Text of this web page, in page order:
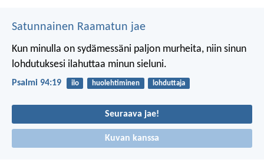
Satunnainen Raamatun jae
Kun minulla on sydämessäni paljon murheita, niin sinun
lohdutuksesi ilahuttaa minun sieluni.
Psalmi 94:19 ilo huolehtiminen lohduttaja
Seuraava jae!
Kuvan kanssa